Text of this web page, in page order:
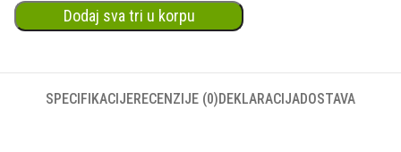
Dodaj sva tri u korpu
SPECIFIKACIJERECENZIJE (0)DEKLARACIJADOSTAVA